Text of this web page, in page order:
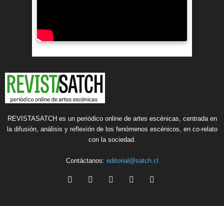
REVISTASATCH es un periódico online de artes escénicas, centrada en
la difusión, análisis y reflexión de los fenómenos escénicos, en co-relato
con la sociedad.
Contáctanos: editorial@satch.cl